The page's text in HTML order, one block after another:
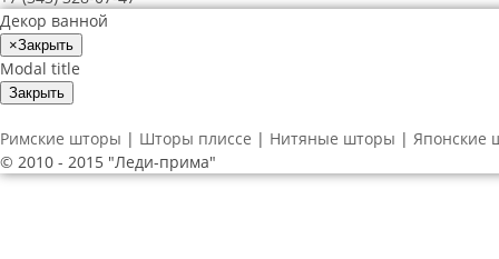
Декор ванной
×Закрыть
Modal title
Закрыть
Римские шторы | Шторы плиссе | Нитяные шторы | Японские
© 2010 - 2015 "Леди-прима"